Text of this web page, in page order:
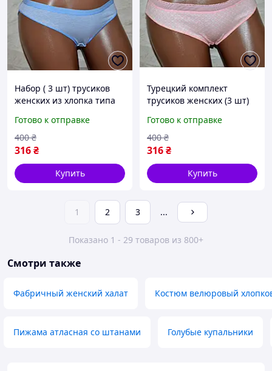
Набор ( 3 шт) трусиков
женских из хлопка типа
Готово к отправке
316₴
400 ₴
Купить
Турецкий комплект
трусиков женских (3 шт)
размер S.
Готово к отправке
316₴
400 ₴
Купить
1 2 3 ...
Показано 1 - 29 товаров из 800+
Смотри также
Фабричный женский халат Костюм велюровый
Пижама атласная со штанами Голубые купальники